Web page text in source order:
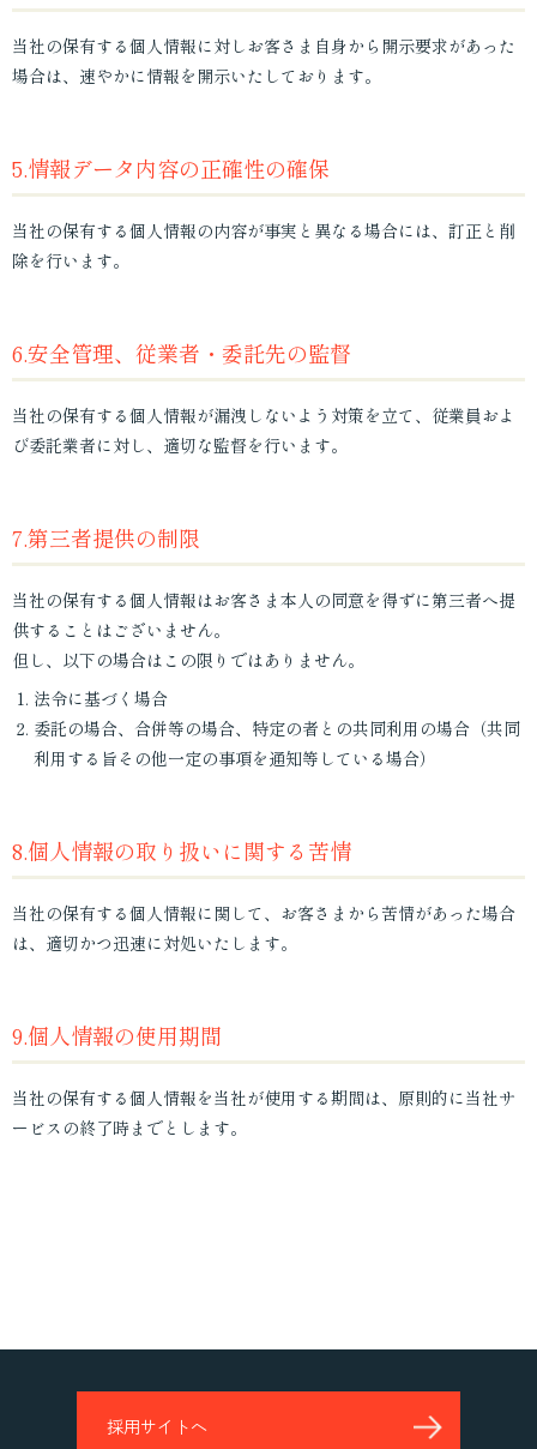
当社の保有する個人情報に対しお客さま自身から開示要求があった
場合は、速やかに情報を開示いたしております。
5.情報データ内容の正確性の確保
当社の保有する個人情報の内容が事実と異なる場合には、訂正と削
除を行います。
6.安全管理、従業者・委託先の監督
当社の保有する個人情報が漏洩しないよう対策を立て、従業員およ
び委託業者に対し、適切な監督を行います。
7.第三者提供の制限
当社の保有する個人情報はお客さま本人の同意を得ずに第三者へ提
供することはございません。
但し、以下の場合はこの限りではありません。
法令に基づく場合
委託の場合、合併等の場合、特定の者との共同利用の場合（共同
利用する旨その他一定の事項を通知等している場合）
8.個人情報の取り扱いに関する苦情
当社の保有する個人情報に関して、お客さまから苦情があった場合
は、適切かつ迅速に対処いたします。
9.個人情報の使用期間
当社の保有する個人情報を当社が使用する期間は、原則的に当社サ
ービスの終了時までとします。
採用サイトへ